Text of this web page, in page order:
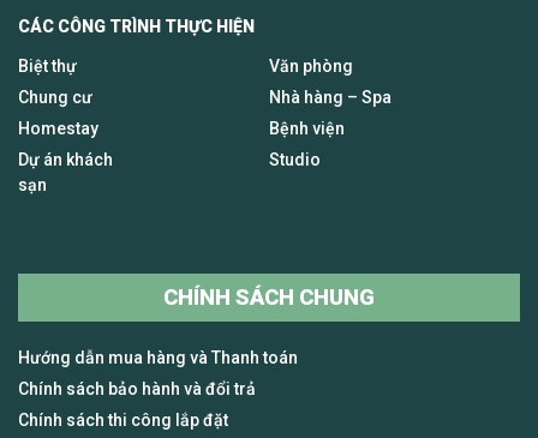
CÁC CÔNG TRÌNH THỰC HIỆN
Biệt thự
Chung cư
Homestay
Dự án khách
sạn
Văn phòng
Nhà hàng – Spa
Bệnh viện
Studio
CHÍNH SÁCH CHUNG
Hướng dẫn mua hàng và Thanh toán
Chính sách bảo hành và đổi trả
Chính sách thi công lắp đặt